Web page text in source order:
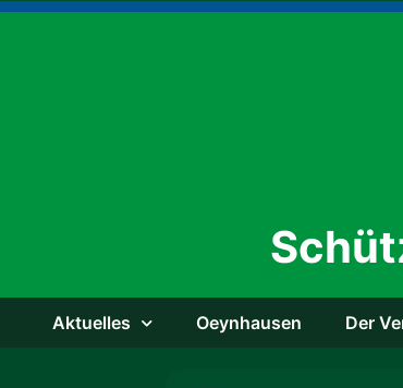
Aktu­el­les Oeyn­hau­sen Der